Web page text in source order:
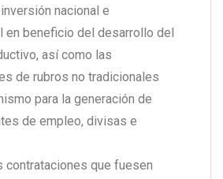
nacional e
en beneficio del desarrollo del
así como las
de rubros no tradicionales
para la generación de
de empleo, divisas e
contrataciones que fuesen